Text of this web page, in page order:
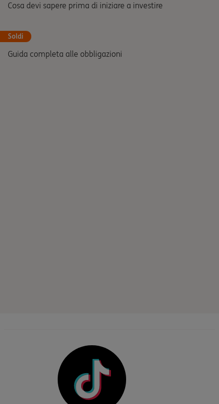
Cosa devi sapere prima di iniziare a investire
Soldi
Guida completa alle obbligazioni